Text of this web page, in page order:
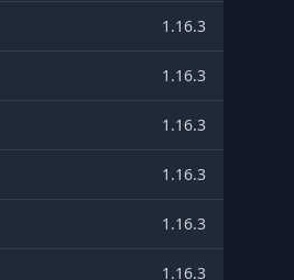
1.16.3
1.16.3
1.16.3
1.16.3
1.16.3
1.16.3